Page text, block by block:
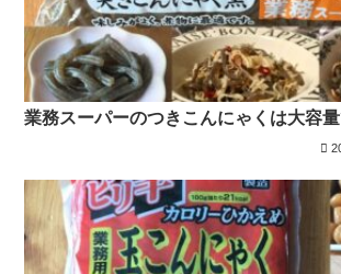
業務スーパーのつきこんにゃくは大容